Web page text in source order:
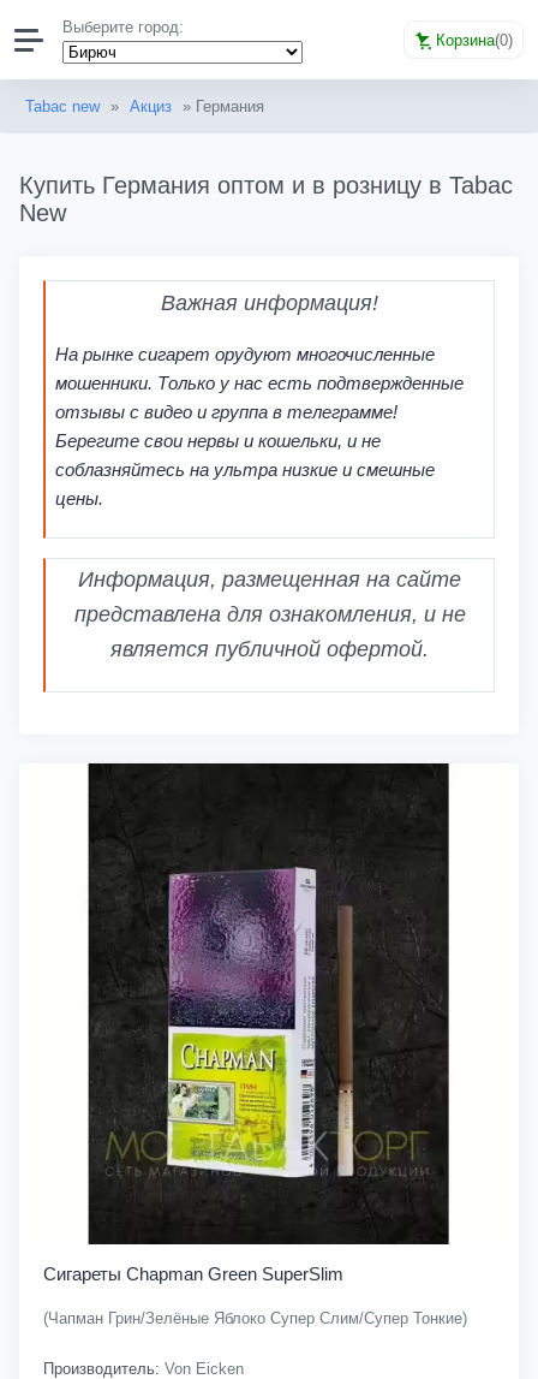
Выберите город:
Корзина(0)
Tabac new » Акциз » Германия
Купить Германия оптом и в розницу в Tabac
New
Важная информация!
На рынке сигарет орудуют многочисленные
мошенники. Только у нас есть подтвержденные
отзывы с видео и группа в телеграмме!
Берегите свои нервы и кошельки, и не
соблазняйтесь на ультра низкие и смешные
цены.
Информация, размещенная на сайте
представлена для ознакомления, и не
является публичной офертой.
Сигареты Chapman Green SuperSlim
(Чапман Грин/Зелёные Яблоко Супер Слим/Супер Тонкие)
Производитель: Von Eicken